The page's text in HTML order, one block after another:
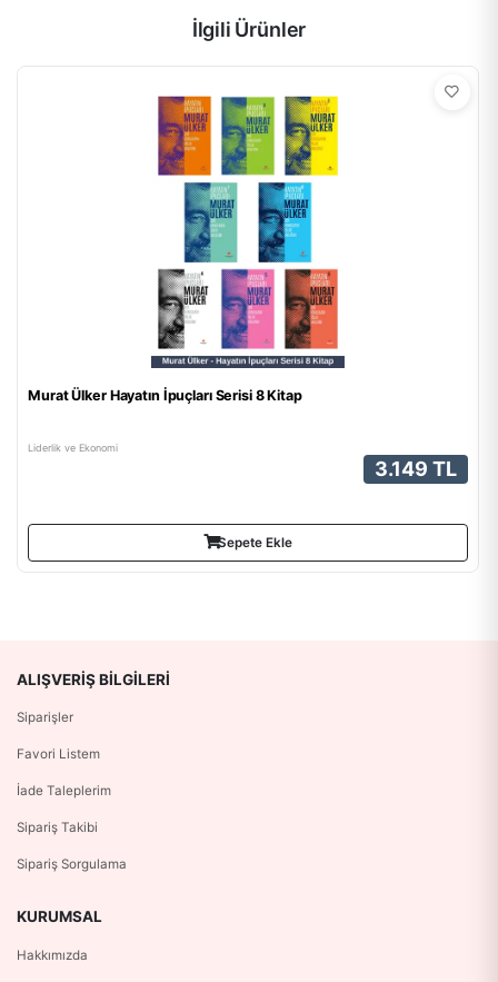
İlgili Ürünler
Murat Ülker Hayatın İpuçları Serisi 8 Kitap
Liderlik ve Ekonomi
3.149 TL
Sepete Ekle
ALIŞVERIŞ BILGILERI
Siparişler
Favori Listem
İade Taleplerim
Sipariş Takibi
Sipariş Sorgulama
KURUMSAL
Hakkımızda